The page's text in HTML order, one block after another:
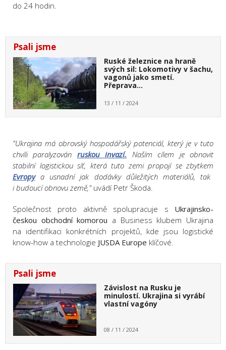
do 24 hodin.
Psali jsme
Ruské železnice na hraně
svých sil: Lokomotivy v šachu,
vagonů jako smetí.
Přeprava…
13 / 11 / 2024
"Ukrajina má obrovský hospodářský potenciál, který je v tuto
chvíli paralyzován ruskou invazí. Naším cílem je obnovit
stabilní logistickou síť, která tuto zemi propojí se zbytkem
Evropya usnadní jak dodávky důležitých materiálů, tak
i budoucí obnovu země,"uvádí Petr Škoda.
Společnost proto aktivně spolupracuje s Ukrajinsko-
českou obchodní komorou a Business klubem Ukrajina
na identifikaci konkrétních projektů, kde jsou logistické
know-how a technologie JUSDA Europe klíčové.
Psali jsme
Závislost na Rusku je
minulostí. Ukrajina si vyrábí
vlastní vagóny
08 / 11 / 2024